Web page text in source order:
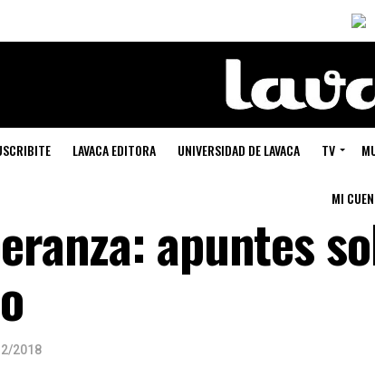
LAVACA EDITORA UNIVERSIDAD DE LAVACA TV
MI
apuntes
2018